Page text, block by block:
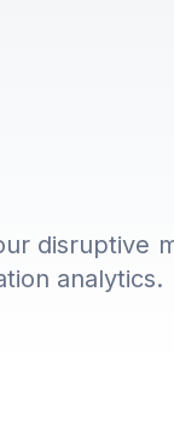
disruptive
analytics.